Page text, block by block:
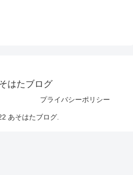
はたブログ
プライバシーポリシー
あそはたブログ.